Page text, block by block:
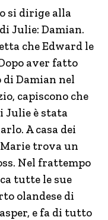
si dirige alla
Julie: Damian.
che Edward le
aver fatto
Damian nel
capiscono che
Julie è stata
A casa dei
Marie trova un
Nel frattempo
tutte le sue
olandese di
e fa di tutto